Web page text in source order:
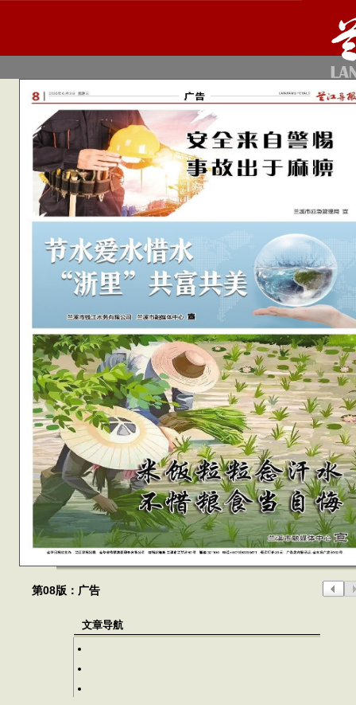
第08版：广告
文章导航